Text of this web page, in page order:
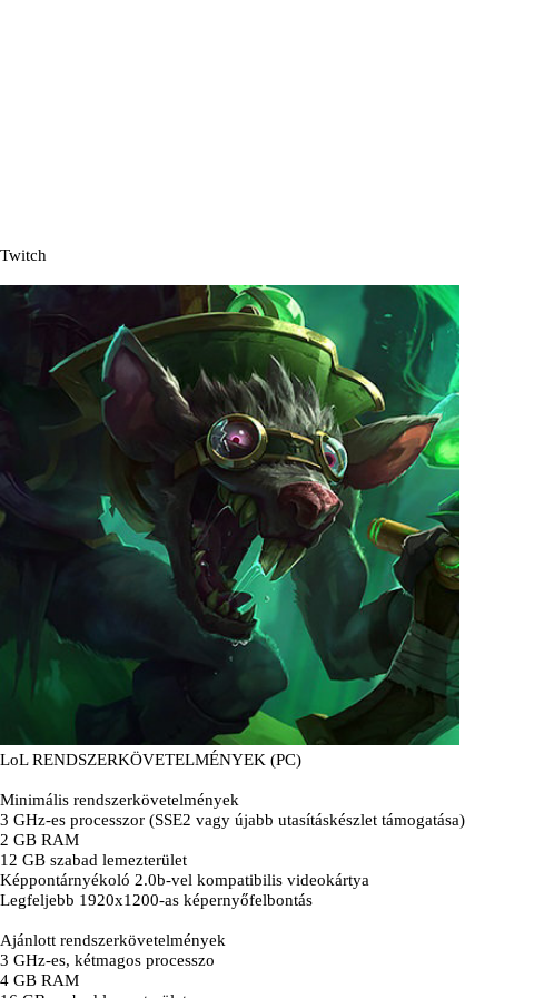
Twitch
LoL RENDSZERKÖVETELMÉNYEK (PC)
Minimális rendszerkövetelmények
3 GHz-es processzor (SSE2 vagy újabb utasításkészlet támogatása)
2 GB RAM
12 GB szabad lemezterület
Képpontárnyékoló 2.0b-vel kompatibilis videokártya
Legfeljebb 1920x1200-as képernyőfelbontás
Ajánlott rendszerkövetelmények
3 GHz-es, kétmagos processzo
4 GB RAM